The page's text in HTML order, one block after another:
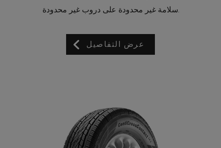
.سلامة غير محدودة على دروب غير محدودة
عرض التفاصيل